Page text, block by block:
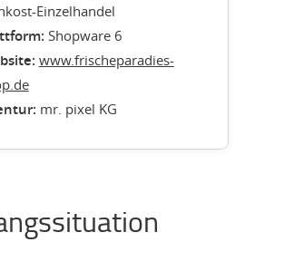
Einzelhandel
Shopware 6
www.frischeparadies-
mr. pixel KG